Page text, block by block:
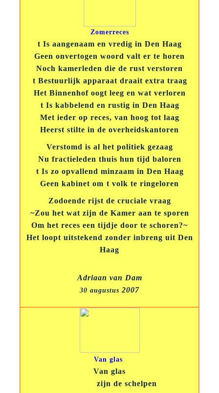
Zomerreces
t Is aangenaam en vredig in Den Haag
Geen onvertogen woord valt er te horen
Noch kamerleden die de rust verstoren
t Bestuurlijk apparaat draait extra traag
Het Binnenhof oogt leeg en wat verloren
t Is kabbelend en rustig in Den Haag
Met ieder op reces, van hoog tot laag
Heerst stilte in de overheidskantoren
Verstomd is al het politiek gezaag
Nu fractieleden thuis hun tijd baloren
t Is zo opvallend minzaam in Den Haag
Geen kabinet om t volk te ringeloren
Zodoende rijst de cruciale vraag
~Zou het wat zijn de Kamer aan te sporen
Om het reces een tijdje door te schoren?~
Het loopt uitstekend zonder inbreng uit Den
Haag
Adriaan van Dam
30 augustus 2007
Van glas
Van glas
zijn de schelpen